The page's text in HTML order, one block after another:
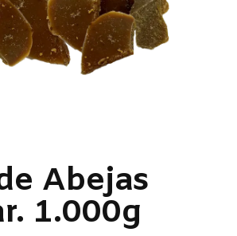
Abejas
1.000g